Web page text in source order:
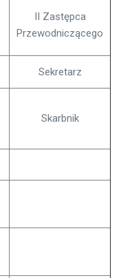
II Zastępca
Przewodniczącego
Sekretarz
Skarbnik